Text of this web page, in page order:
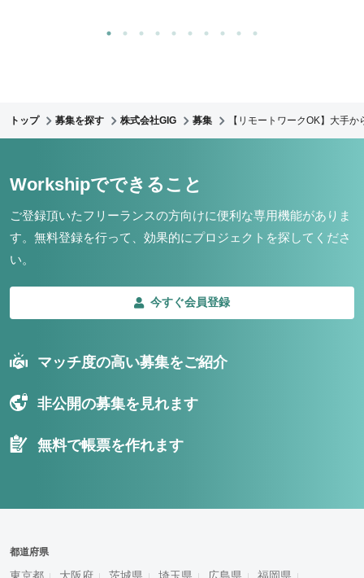
トップ 募集を探す 株式会社GIG 募集 【リモートワークOK】大手
Workshipでできること
ご登録頂いたフリーランスの方向けに便利な専用機能がありま
す。 無料登録を行って、効果的にプロジェクトを探してくださ
い。
今すぐ会員登録
マッチ度の高い募集をご紹介
非公開の募集を見れます
無料で帳票を作れます
都道府県
東京都 大阪府 茨城県 埼玉県 広島県 福岡県